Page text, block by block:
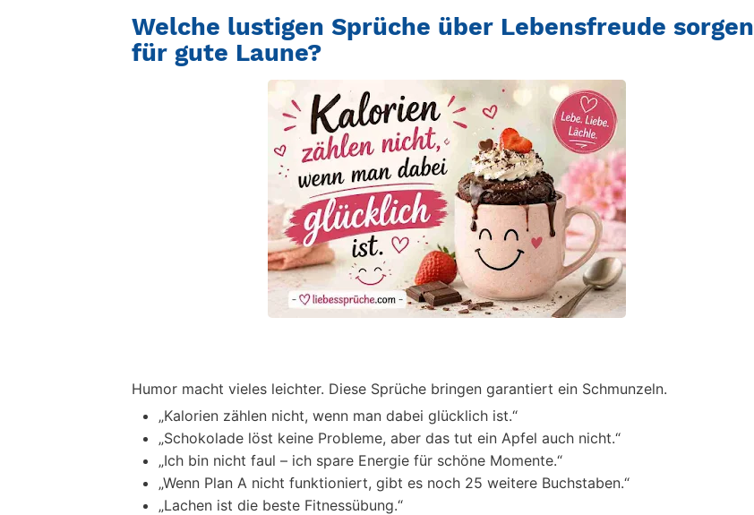
Welche lustigen Sprüche über Lebensfreude sorgen
für gute Laune?
Humor macht vieles leichter. Diese Sprüche bringen garantiert ein Schmunzeln.
„Kalorien zählen nicht, wenn man dabei glücklich ist.“
„Schokolade löst keine Probleme, aber das tut ein Apfel auch nicht.“
„Ich bin nicht faul – ich spare Energie für schöne Momente.“
„Wenn Plan A nicht funktioniert, gibt es noch 25 weitere Buchstaben.“
„Lachen ist die beste Fitnessübung.“